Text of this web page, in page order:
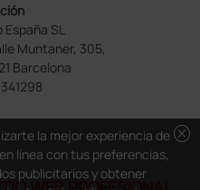
SL
Muntaner, 305,
Barcelona
cancel
la mejor experiencia de
línea con tus preferencias,
publicitarios y obtener